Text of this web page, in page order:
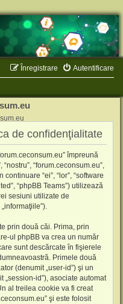
Autentificare
Înregistrare
de confidenţialitate
împreună
“forum.ceconsum.eu”,
“ei”, “lor”, “software
“phpBB Teams”) utilizează
sesiuni utilizate de
prin două căi. Prima, prin
ul phpBB va crea un număr
sunt descărcate în fişierele
Primele două
(denumit „user-id”) şi un
id”), asociate automat
al treilea cookie va fi creat
şi este folosit